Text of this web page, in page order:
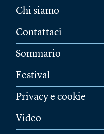
Chi siamo
Contattaci
Sommario
Festival
Privacy e cookie
Video